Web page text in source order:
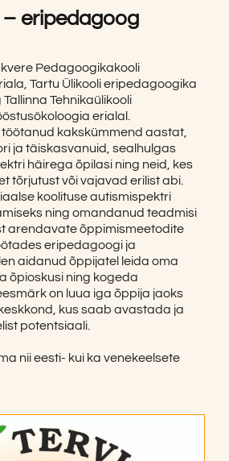
– eripedagoog
Pedagoogikakooli
Tartu Ülikooli eripedagoogika
Tehnikaülikooli
erialal.
kakskümmend aastat,
ja täiskasvanuid, sealhulgas
häirega õpilasi ning neid, kes
tõrjutust või vajavad erilist abi.
koolituse autismispektri
ning omandanud teadmisi
arendavate õppimismeetodite
eripedagoogi ja
aidanud õppijatel leida oma
õpioskusi ning kogeda
on luua iga õppija jaoks
kus saab avastada ja
potentsiaali.
nii eesti- kui ka venekeelsete